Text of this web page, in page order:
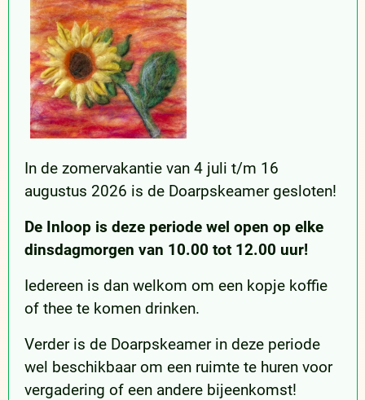
In de zomervakantie van 4 juli t/m 16
augustus 2026 is de Doarpskeamer gesloten!
De Inloop is deze periode wel open op elke
dinsdagmorgen van 10.00 tot 12.00 uur!
Iedereen is dan welkom om een kopje koffie
of thee te komen drinken.
Verder is de Doarpskeamer in deze periode
wel beschikbaar om een ruimte te huren voor
vergadering of een andere bijeenkomst!